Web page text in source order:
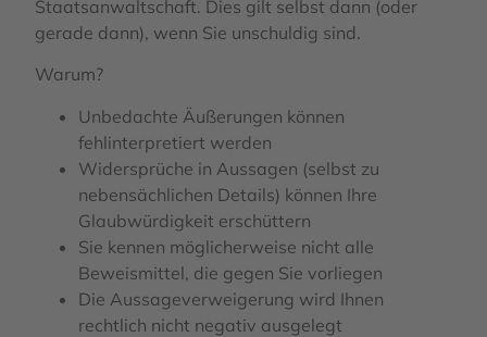
Staatsanwaltschaft. Dies gilt selbst dann (oder
gerade dann), wenn Sie unschuldig sind.
Warum?
Unbedachte Äußerungen können
fehlinterpretiert werden
Widersprüche in Aussagen (selbst zu
nebensächlichen Details) können Ihre
Glaubwürdigkeit erschüttern
Sie kennen möglicherweise nicht alle
Beweismittel, die gegen Sie vorliegen
Die Aussageverweigerung wird Ihnen
rechtlich nicht negativ ausgelegt